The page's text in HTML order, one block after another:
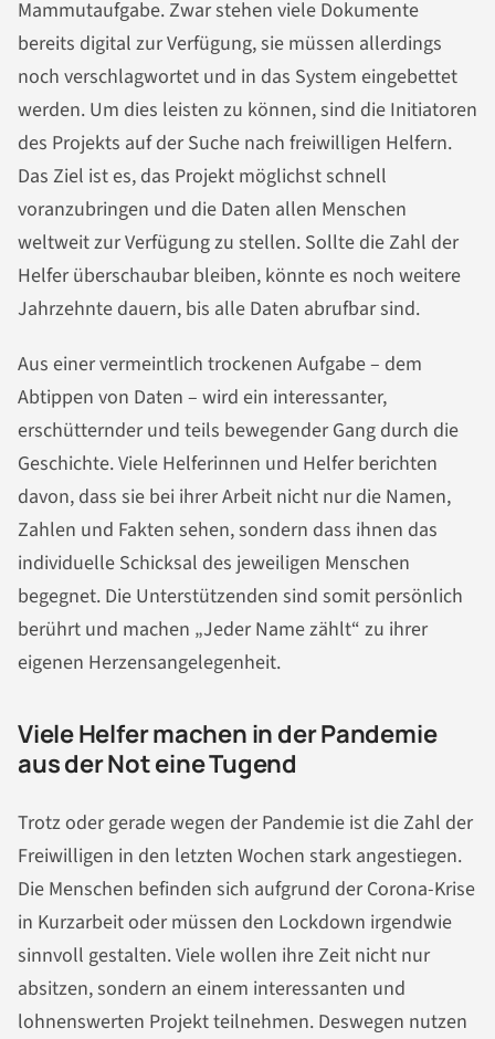
Mammutaufgabe. Zwar stehen viele Dokumente
bereits digital zur Verfügung, sie müssen allerdings
noch verschlagwortet und in das System eingebettet
werden. Um dies leisten zu können, sind die Initiatoren
des Projekts auf der Suche nach freiwilligen Helfern.
Das Ziel ist es, das Projekt möglichst schnell
voranzubringen und die Daten allen Menschen
weltweit zur Verfügung zu stellen. Sollte die Zahl der
Helfer überschaubar bleiben, könnte es noch weitere
Jahrzehnte dauern, bis alle Daten abrufbar sind.
Aus einer vermeintlich trockenen Aufgabe – dem
Abtippen von Daten – wird ein interessanter,
erschütternder und teils bewegender Gang durch die
Geschichte. Viele Helferinnen und Helfer berichten
davon, dass sie bei ihrer Arbeit nicht nur die Namen,
Zahlen und Fakten sehen, sondern dass ihnen das
individuelle Schicksal des jeweiligen Menschen
begegnet. Die Unterstützenden sind somit persönlich
berührt und machen „Jeder Name zählt“ zu ihrer
eigenen Herzensangelegenheit.
Viele Helfer machen in der Pandemie
aus der Not eine Tugend
Trotz oder gerade wegen der Pandemie ist die Zahl der
Freiwilligen in den letzten Wochen stark angestiegen.
Die Menschen befinden sich aufgrund der Corona-Krise
in Kurzarbeit oder müssen den Lockdown irgendwie
sinnvoll gestalten. Viele wollen ihre Zeit nicht nur
absitzen, sondern an einem interessanten und
lohnenswerten Projekt teilnehmen. Deswegen nutzen